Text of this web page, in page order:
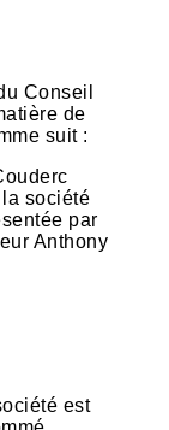
Conseil
de
suit :
société
par
Anthony
est